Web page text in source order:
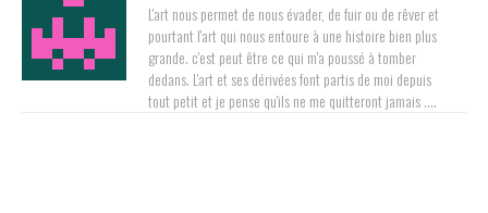
L'art nous permet de nous évader, de fuir ou de rêver et
pourtant l'art qui nous entoure à une histoire bien plus
grande. c'est peut être ce qui m'a poussé à tomber
dedans. L'art et ses dérivées font partis de moi depuis
tout petit et je pense qu'ils ne me quitteront jamais ....